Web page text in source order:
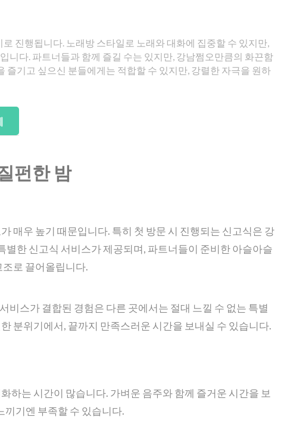
진행됩니다. 노래방 스타일로 노래와 대화에 집중할 수 있지만,
니다. 파트너들과 함께 즐길 수는 있지만, 강남쩜오만큼의 화끈함
즐기고 싶으신 분들에게는 적합할 수 있지만, 강렬한 자극을 원하
펀한 밤
매우 높기 때문입니다. 특히 첫 방문 시 진행되는 신고식은 강
한 신고식 서비스가 제공되며, 파트너들이 준비한 아슬아슬
로 끌어올립니다.
비스가 결합된 경험은 다른 곳에서는 절대 느낄 수 없는 특별
분위기에서, 끝까지 만족스러운 시간을 보내실 수 있습니다.
하는 시간이 많습니다. 가벼운 음주와 함께 즐거운 시간을 보
끼기엔 부족할 수 있습니다.